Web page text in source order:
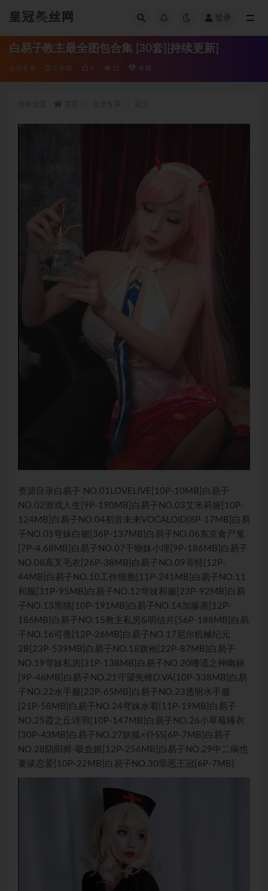
皇冠美丝网 登录
白易子教主最全图包合集 [30套][持续更新]
会员专享 2 年前 0 21 专属
资源目录白易子 NO.01LOVELIVE[10P-10MB]白易子
NO.02游戏人生[9P-190MB]白易子NO.03艾米莉娅[10P-
124MB]白易子NO.04初音未来VOCALOID[8P-17MB]白易
子NO.05穹妹白裙[36P-137MB]白易子NO.06东京食尸鬼
[7P-4.68MB]白易子NO.07干物妹小埋[9P-186MB]白易子
NO.08高叉毛衣[26P-38MB]白易子NO.09哥特[12P-
44MB]白易子NO.10工作细胞[11P-241MB]白易子NO.11
和服[31P-95MB]白易子NO.12穹妹和服[23P-92MB]白易
子NO.13黑猫[10P-191MB]白易子NO.14加藤惠[12P-
186MB]白易子NO.15教主私房&明信片[56P-188MB]白易
子NO.16可畏[12P-26MB]白易子NO.17尼尔机械纪元
2B[23P-539MB]白易子NO.18旗袍[22P-87MB]白易子
NO.19穹妹私房[31P-138MB]白易子NO.20嗜谎之神幽丽
[9P-46MB]白易子NO.21守望先锋D.VA[10P-338MB]白易
子NO.22水手服[22P-65MB]白易子NO.23透明水手服
[21P-58MB]白易子NO.24穹妹水着[11P-19MB]白易子
NO.25霞之丘诗羽[10P-147MB]白易子NO.26小草莓睡衣
[30P-43MB]白易子NO.27妖狐×仆SS[6P-7MB]白易子
NO.28阴阳师-吸血姬[12P-256MB]白易子NO.29中二病也
要谈恋爱[10P-22MB]白易子NO.30罪恶王冠[6P-7MB]